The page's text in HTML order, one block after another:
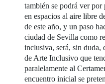
también se podrá ver por
en espacios al aire libre
de este año, y un paso
ciudad de Sevilla como
inclusiva, será, sin
de Arte Inclusivo que
paralelamente al
encuentro inicial se